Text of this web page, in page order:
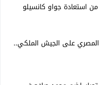
استعادة جواو كانسيلو
على الجيش الملكي..